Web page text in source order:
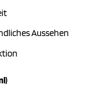
Aussehen